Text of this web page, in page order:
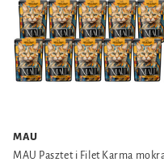
MAU
MAU Pasztet i Filet Karma